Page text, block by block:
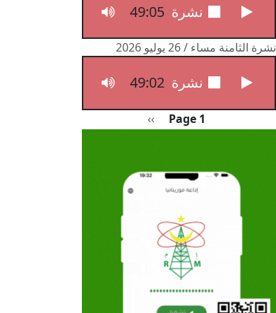
نشرة الثامنة مساء / 27 يوليو 2026
49:05
نشرة الثامنة مساء / 26 يوليو 2026
نشرة الثامنة مساء / 26 يوليو 2026
49:02
Pagination
Page 1 الصفحة التالية
››